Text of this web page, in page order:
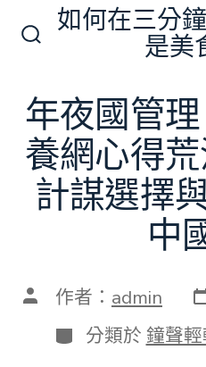
切
換
開
關
如何在三分
是美
年夜國管
養網心得
計謀選擇
中
文 作者： admin
分
類
分類於 鐘聲